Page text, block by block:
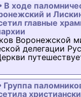
В ходе
и
главные
Воронежской
делегации
Группа